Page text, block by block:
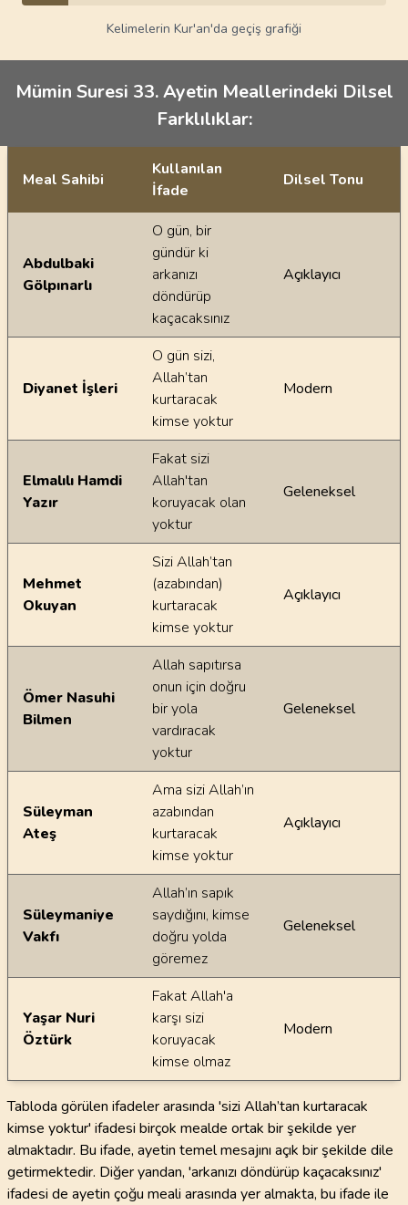
Kelimelerin Kur'an'da geçiş grafiği
Mümin Suresi 33. Ayetin Meallerindeki Dilsel
Farklılıklar:
Ayetin meallerindeki dilsel farklılıklar
Meal Sahibi
Kullanılan
İfade
Dilsel Tonu
Abdulbaki
Gölpınarlı
O gün, bir
gündür ki
arkanızı
döndürüp
kaçacaksınız
Açıklayıcı
Diyanet İşleri
O gün sizi,
Allah’tan
kurtaracak
kimse yoktur
Modern
Elmalılı Hamdi
Yazır
Fakat sizi
Allah'tan
koruyacak olan
yoktur
Geleneksel
Mehmet
Okuyan
Sizi Allah’tan
(azabından)
kurtaracak
kimse yoktur
Açıklayıcı
Ömer Nasuhi
Bilmen
Allah sapıtırsa
onun için doğru
bir yola
vardıracak
yoktur
Geleneksel
Süleyman
Ateş
Ama sizi Allah’ın
azabından
kurtaracak
kimse yoktur
Açıklayıcı
Süleymaniye
Vakfı
Allah’ın sapık
saydığını, kimse
doğru yolda
göremez
Geleneksel
Yaşar Nuri
Öztürk
Fakat Allah'a
karşı sizi
koruyacak
kimse olmaz
Modern
Tabloda görülen ifadeler arasında 'sizi Allah’tan kurtaracak
kimse yoktur' ifadesi birçok mealde ortak bir şekilde yer
almaktadır. Bu ifade, ayetin temel mesajını açık bir şekilde dile
getirmektedir. Diğer yandan, 'arkanızı döndürüp kaçacaksınız'
ifadesi de ayetin çoğu meali arasında yer almakta, bu ifade ile